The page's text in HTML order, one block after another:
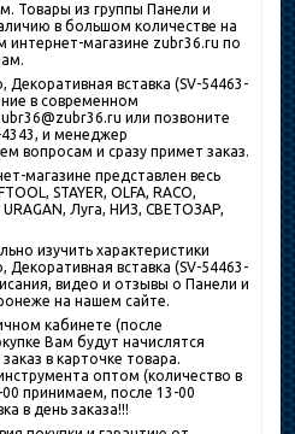
из группы Панели и
в большом количестве на
интернет-магазине zubr36.ru по
вставка (SV-54463-
в современном
или позвоните
и менеджер
вопросам и сразу примет заказ.
магазине представлен весь
STAYER, OLFA, RACO,
URAGAN, Луга, НИЗ, СВЕТОЗАР,
изучить характеристики
вставка (SV-54463-
видео и отзывы о Панели и
на нашем сайте.
кабинете (после
Вам будут начислятся
в карточке товара.
оптом (количество в
принимаем, после 13-00
в день заказа!!!